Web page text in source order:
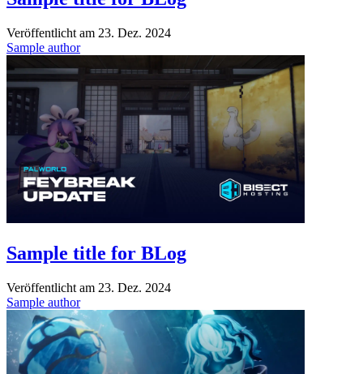
Veröffentlicht am 23. Dez. 2024
Sample author
Sample title for BLog
Veröffentlicht am 23. Dez. 2024
Sample author